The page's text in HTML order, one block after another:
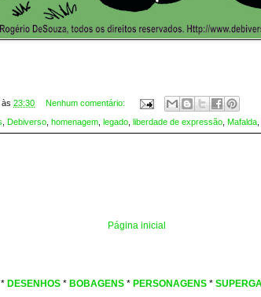
às 23:30 Nenhum comentário:
, Debiverso, homenagem, legado, liberdade de expressão, Mafalda,
Página inicial
* DESENHOS * BOBAGENS * PERSONAGENS *